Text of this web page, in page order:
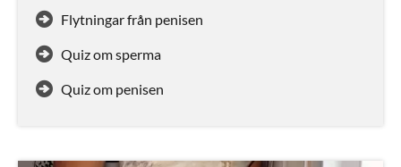
Flytningar från penisen
Quiz om sperma
Quiz om penisen